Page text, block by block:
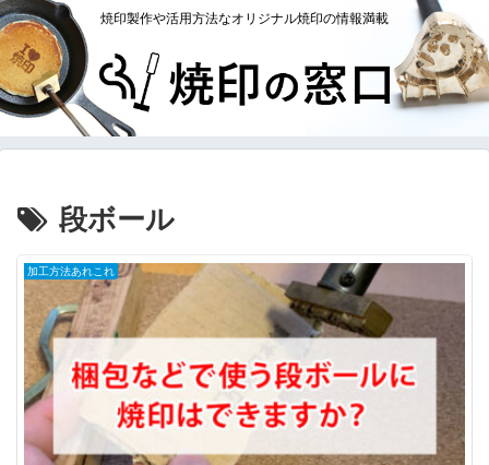
焼印製作や活用方法なオリジナル焼印の情報満載
段ボール
加工方法あれこれ